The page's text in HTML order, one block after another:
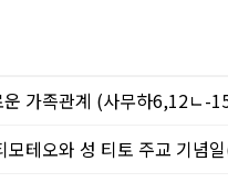
운 가족관계 (사무하6,12ㄴ
모테오와 성 티토 주교 기